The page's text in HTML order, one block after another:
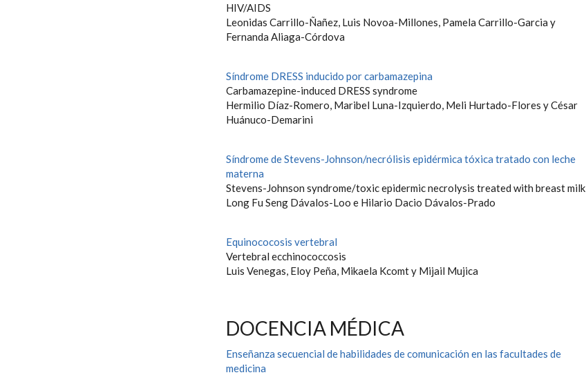
HIV/AIDS
Leonidas Carrillo-Ñañez, Luis Novoa-Millones, Pamela Carrillo-Garcia y
Fernanda Aliaga-Córdova
Síndrome DRESS inducido por carbamazepina
Carbamazepine-induced DRESS syndrome
Hermilio Díaz-Romero, Maribel Luna-Izquierdo, Meli Hurtado-Flores y César
Huánuco-Demarini
Síndrome de Stevens-Johnson/necrólisis epidérmica tóxica tratado con leche
materna
Stevens-Johnson syndrome/toxic epidermic necrolysis treated with breast milk
Long Fu Seng Dávalos-Loo e Hilario Dacio Dávalos-Prado
Equinococosis vertebral
Vertebral ecchinococcosis
Luis Venegas, Eloy Peña, Mikaela Kcomt y Mijail Mujica
DOCENCIA MÉDICA
Enseñanza secuencial de habilidades de comunicación en las facultades de
medicina